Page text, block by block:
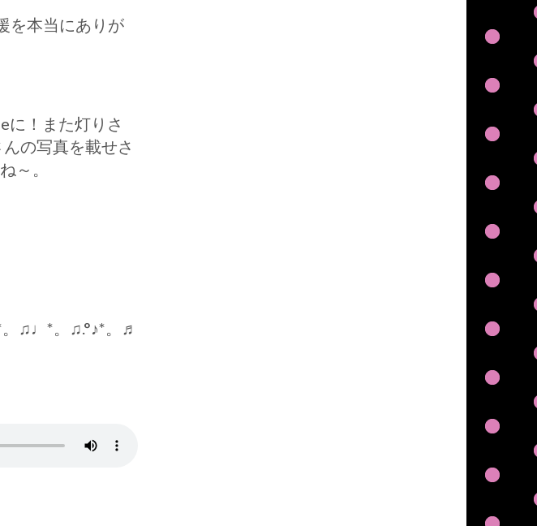
を本当にありが
！また灯りさ
の写真を載せさ
～。
♫♩*。♫.°♪*。♬